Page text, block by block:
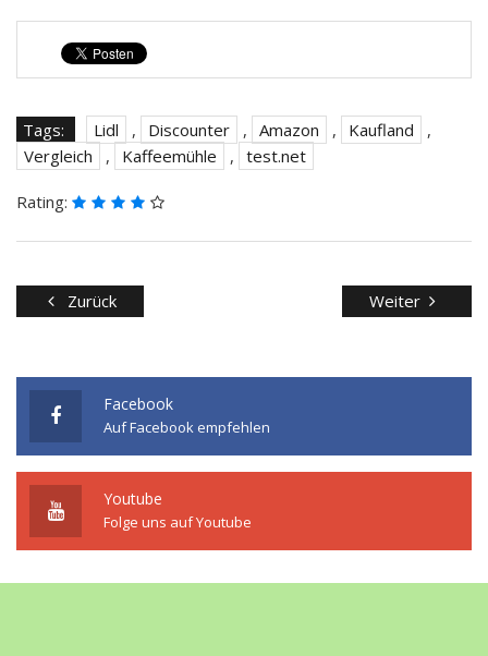
Tags: Lidl , Discounter , Amazon , Kaufland
,
Vergleich
, Kaffeemühle , test.net
Rating:
Zurück Weiter
Facebook
Auf Facebook empfehlen
Youtube
Folge uns auf Youtube